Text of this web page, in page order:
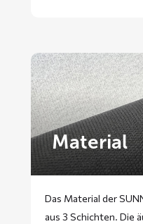
Material
Das Material der
aus 3 Schichten. Die